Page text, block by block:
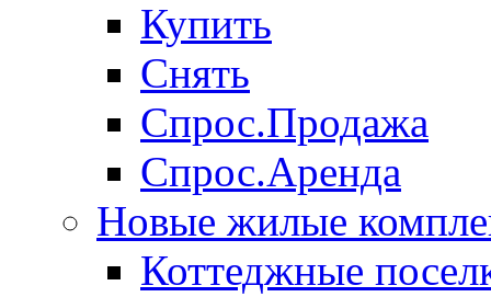
Купить
Снять
Спрос.Продажа
Спрос.Аренда
Новые жилые
Коттеджные